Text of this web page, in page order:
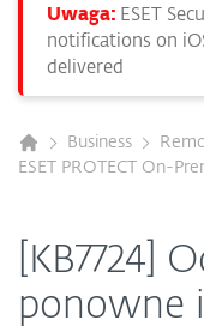
Uwaga: ESET
notifications on
delivered
Business
ESET PROTECT On-
[KB7724]
ponowne